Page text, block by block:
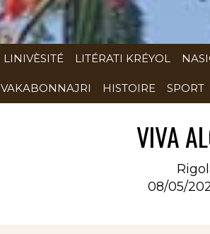
LINIVÈSITÉ LITÉRATI KRÉYOL
VAKABONNAJRI HISTOIRE SPORT
VIVA
08/05/